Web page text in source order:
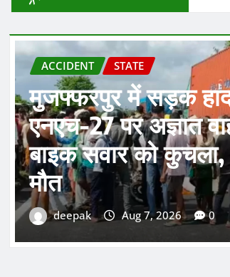
STATE
उत्तर बिहार में 9 से 11
बीच बारिश के आसार